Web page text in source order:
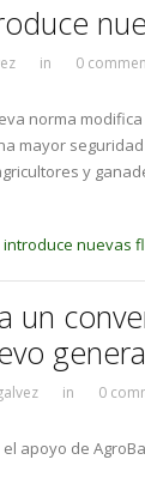
in 0
norma
mayor
y
nuevas
un
in 0
el apoyo de